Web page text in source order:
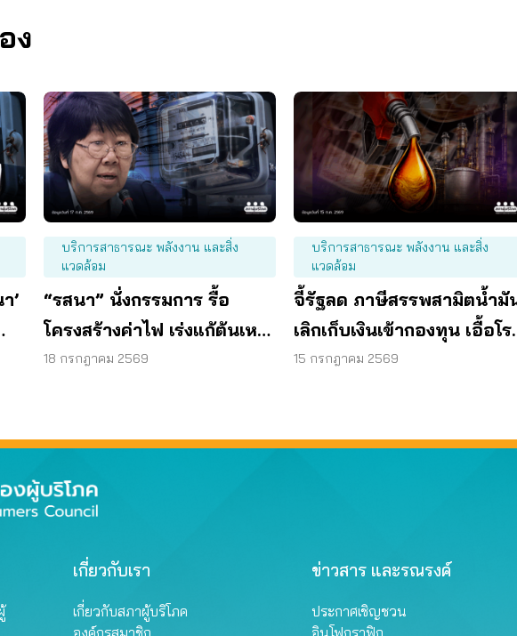
ง
’
บริการสาธารณะ พลังงาน และสิ่ง
แวดล้อม
“รสนา” นั่งกรรมการ รื้อ
โครงสร้างค่าไฟ เร่งแก้ต้นเหตุ
พลังงานแพง
18 กรกฎาคม 2569
บริการสาธารณะ พลังงาน และสิ่ง
แวดล้อม
จี้รัฐลด ภาษีสรรพสามิตน้ำมั
เลิกเก็บเงินเข้ากองทุน เอื้อโร
กลั่น
15 กรกฎาคม 2569
เกี่ยวกับเรา
เกี่ยวกับสภาผู้บริโภค
ข่าวสาร และรณรงค์
ประกาศเชิญชวน